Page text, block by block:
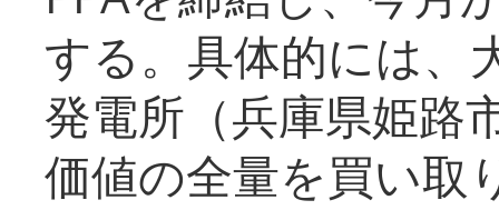
する。具体的には、
発電所（兵庫県姫路
価値の全量を買い取